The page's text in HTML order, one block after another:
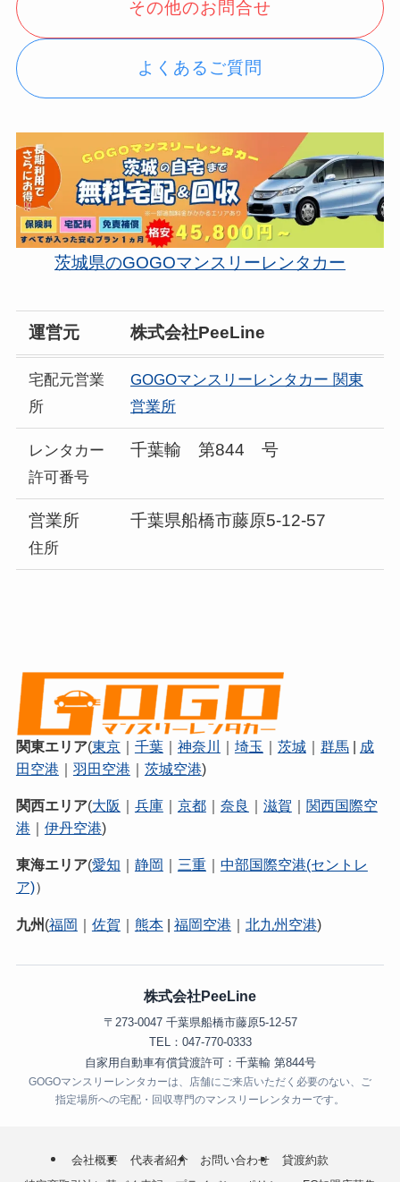
その他のお問合せ
よくあるご質問
茨城県のGOGOマンスリーレンタカー
運営元 株式会社PeeLine
宅配元営業
所
GOGOマンスリーレンタカー 関東
営業所
レンタカー
許可番号
千葉輸 第844 号
営業所
住所
千葉県船橋市藤原5-12-57
関東エリア(東京｜ 千葉｜ 神奈川 ｜ 埼玉 ｜ 茨城｜ 群馬| 成
田空港 ｜ 羽田空港 ｜ 茨城空港)
関西エリア(大阪 兵庫｜ 京都｜ 奈良 滋賀
関西国際空
港
伊丹空港)
東海エリア(愛知 静岡 三重｜ 中部国際空港(セントレ
ア)）
九州 (福岡 ｜ 佐賀 ｜ 熊本| 福岡空港 ｜ 北九州空港)
株式会社PeeLine
〒273-0047 千葉県船橋市藤原5-12-57
TEL：047-770-0333
自家用自動車有償貸渡許可：千葉輸 第844号
GOGOマンスリーレンタカーは、店舗にご来店いただく必要のない、ご
指定場所への宅配・回収専門のマンスリーレンタカーです。
会社概要 代表者紹介 お問い合わせ
貸渡約款